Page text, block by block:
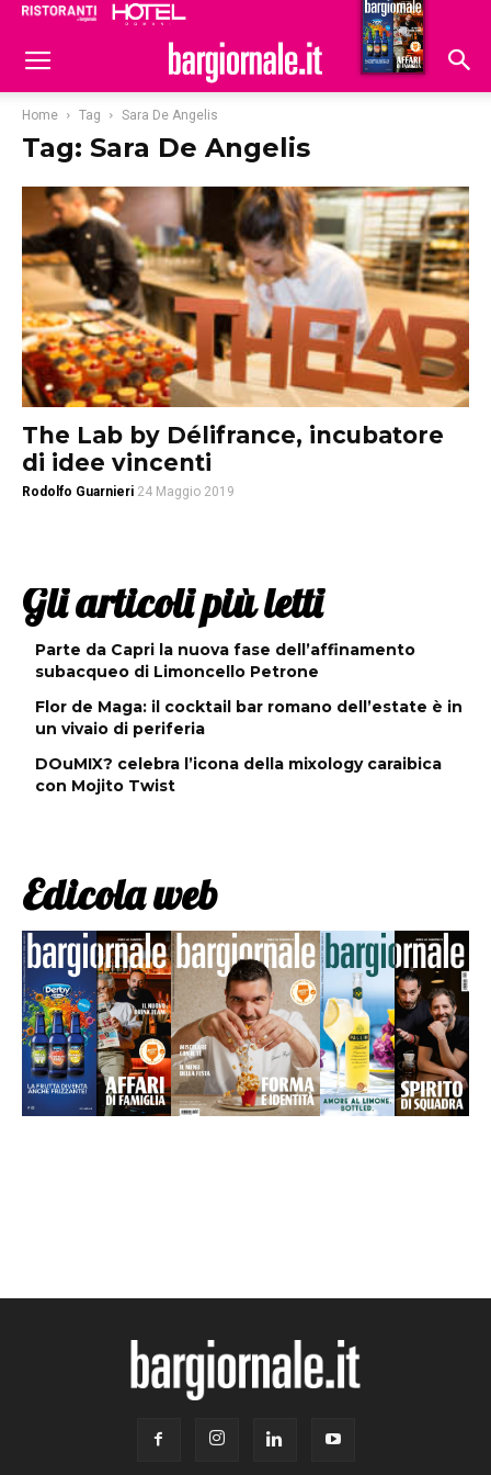
Hoteldomani
Home Tag Sara De Angelis
Tag: Sara De Angelis
The Lab by Délifrance, incubatore
di idee vincenti
Rodolfo Guarnieri 24 Maggio 2019
Gli articoli più letti
Parte da Capri la nuova fase dell’affinamento
subacqueo di Limoncello Petrone
Flor de Maga: il cocktail bar romano dell’estate è in
un vivaio di periferia
DOuMIX? celebra l’icona della mixology caraibica
con Mojito Twist
Edicola web